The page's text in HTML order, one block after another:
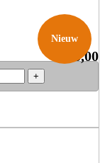
Nieuw
5,00